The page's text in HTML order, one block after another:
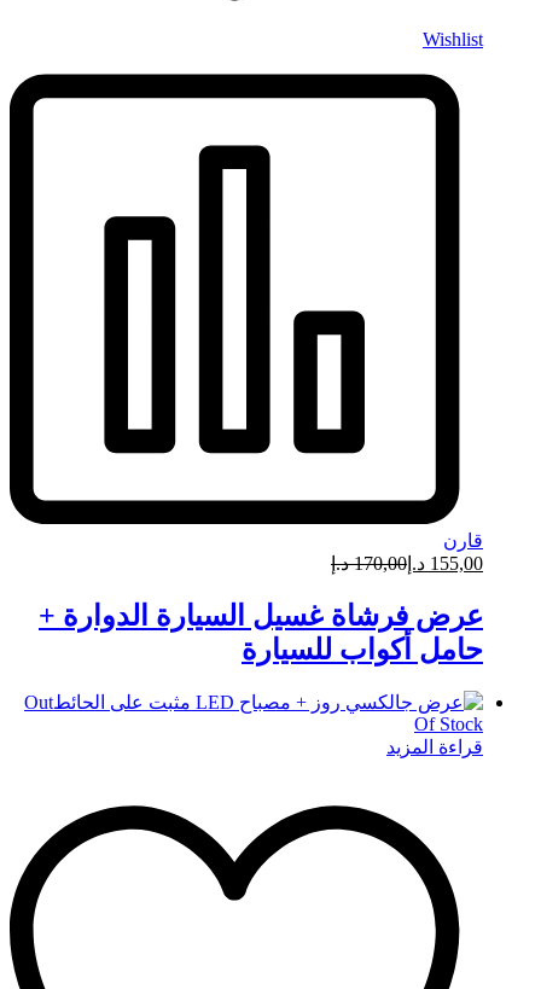
Wishlist
قارن
155,00 د.إ 170,00 د.إ
عرض فرشاة غسيل السيارة الدوارة +
حامل أكواب للسيارة
Out
Of Stock
قراءة المزيد